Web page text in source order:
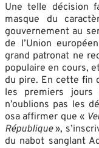
Une telle décision
masque du
gouvernement au
de l’Union
grand patronat ne
populaire en cours,
du pire. En cette fin
les premiers jours
n’oublions pas les
osa affirmer que «
République»,
du nabot sanglant